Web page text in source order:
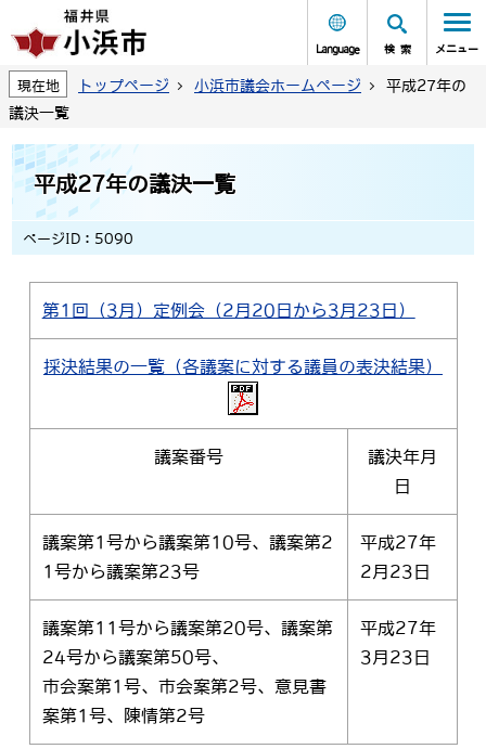
Language 検索 メニュー
現在地 トップページ 小浜市議会ホームページ
平成27年の
議決一覧
平成27年の議決一覧
ページID：5090
第1回（3月）定例会（2月20日から3月23日）
採決結果の一覧（各議案に対する議員の表決結果）
議案番号
議決年月
日
議案第1号から議案第10号、議案第2
1号から議案第23号
平成27年
2月23日
議案第11号から議案第20号、議案第
24号から議案第50号、
市会案第1号、市会案第2号、意見書
案第1号、陳情第2号
平成27年
3月23日